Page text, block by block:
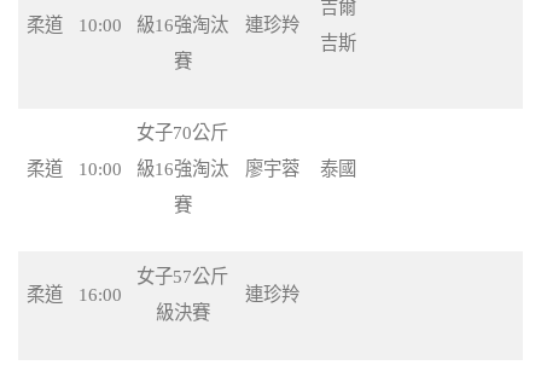
柔道 10:00
級16強淘汰
賽
連珍羚
吉爾
吉斯
柔道 10:00
女子70公斤
級16強淘汰
賽
廖宇蓉 泰國
柔道 16:00
女子57公斤
級決賽
連珍羚